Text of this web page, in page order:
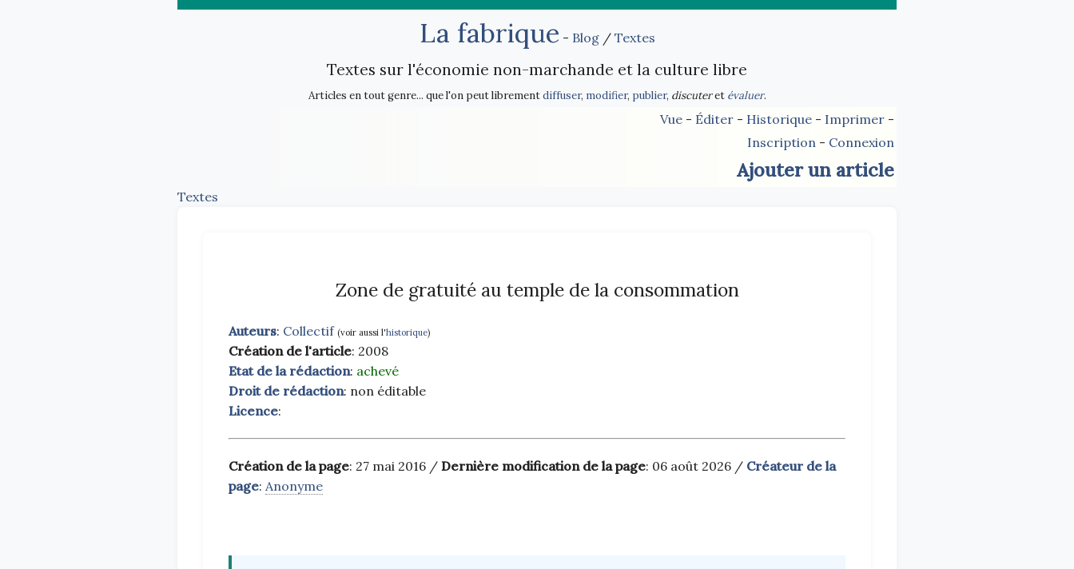
La fabrique - Blog/ Textes
Textes sur l'économie non-marchande et la culture libre
Articles en tout genre... que l'on peut librementdiffuser, modifier, publier, discuteret évaluer.
Vue - Éditer - Historique - Imprimer -
Inscription - Connexion
Ajouter un article
Textes
Zone de gratuité au temple de la consommation
Auteurs: Collectif (voir aussi l'historique)
Création de l'article: 2008
Etat de la rédaction: achevé
Droit de rédaction: non éditable
Licence:
Création de la page: 27 mai 2016 / Dernière modification de la page: 06 août 2026 / Créateur de la
page: Anonyme